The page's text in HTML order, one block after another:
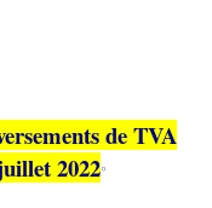
de TVA
2022°